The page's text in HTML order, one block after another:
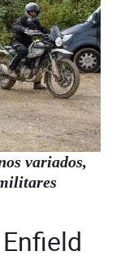
variados,